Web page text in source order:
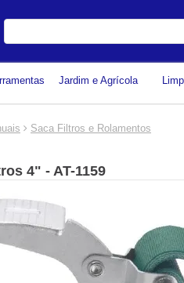
Digite
Jardim e Agrícola
Saca Filtros e Rolamentos
4" - AT-1159